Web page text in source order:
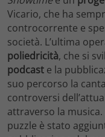
Vicario, che ha
controcorrente e
società. L’ultima
poliedricità, che si
podcast e la
suo percorso la
controversi
attraverso la
puzzle è stato